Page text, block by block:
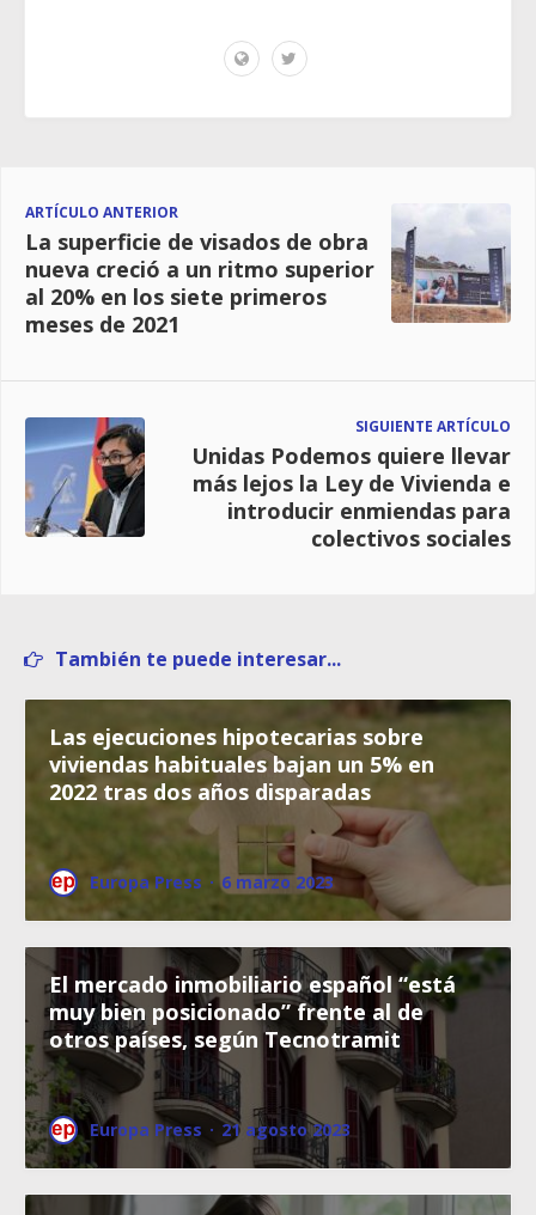
ARTÍCULO ANTERIOR
La superficie de visados de obra
nueva creció a un ritmo superior
al 20% en los siete primeros
meses de 2021
SIGUIENTE ARTÍCULO
Unidas Podemos quiere llevar
más lejos la Ley de Vivienda e
introducir enmiendas para
colectivos sociales
También te puede interesar...
Las ejecuciones hipotecarias sobre
viviendas habituales bajan un 5% en
2022 tras dos años disparadas
Europa Press · 6 marzo 2023
El mercado inmobiliario español “está
muy bien posicionado” frente al de
otros países, según Tecnotramit
Europa Press · 21 agosto 2023